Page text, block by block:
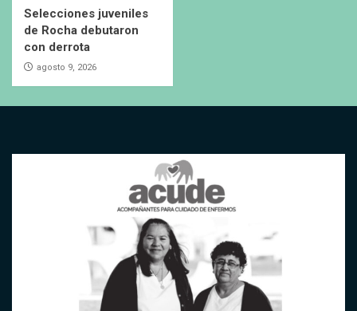
Selecciones juveniles
de Rocha debutaron
con derrota
agosto 9, 2026